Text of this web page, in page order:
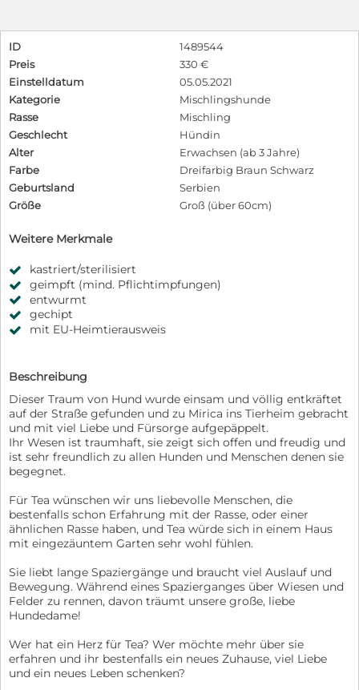
ID
1489544
Preis
330 €
Einstelldatum
05.05.2021
Kategorie
Mischlingshunde
Rasse
Mischling
Geschlecht
Hündin
Alter
Erwachsen (ab 3 Jahre)
Farbe
Dreifarbig Braun Schwarz
Geburtsland
Serbien
Größe
Groß (über 60cm)
Weitere Merkmale
kastriert/sterilisiert
geimpft (mind. Pflichtimpfungen)
entwurmt
gechipt
mit EU-Heimtierausweis
Beschreibung
Dieser Traum von Hund wurde einsam und völlig entkräftet
auf der Straße gefunden und zu Mirica ins Tierheim gebracht
und mit viel Liebe und Fürsorge aufgepäppelt.
Ihr Wesen ist traumhaft, sie zeigt sich offen und freudig und
ist sehr freundlich zu allen Hunden und Menschen denen sie
begegnet.
Für Tea wünschen wir uns liebevolle Menschen, die
bestenfalls schon Erfahrung mit der Rasse, oder einer
ähnlichen Rasse haben, und Tea würde sich in einem Haus
mit eingezäuntem Garten sehr wohl fühlen.
Sie liebt lange Spaziergänge und braucht viel Auslauf und
Bewegung. Während eines Spazierganges über Wiesen und
Felder zu rennen, davon träumt unsere große, liebe
Hundedame!
Wer hat ein Herz für Tea? Wer möchte mehr über sie
erfahren und ihr bestenfalls ein neues Zuhause, viel Liebe
und ein neues Leben schenken?